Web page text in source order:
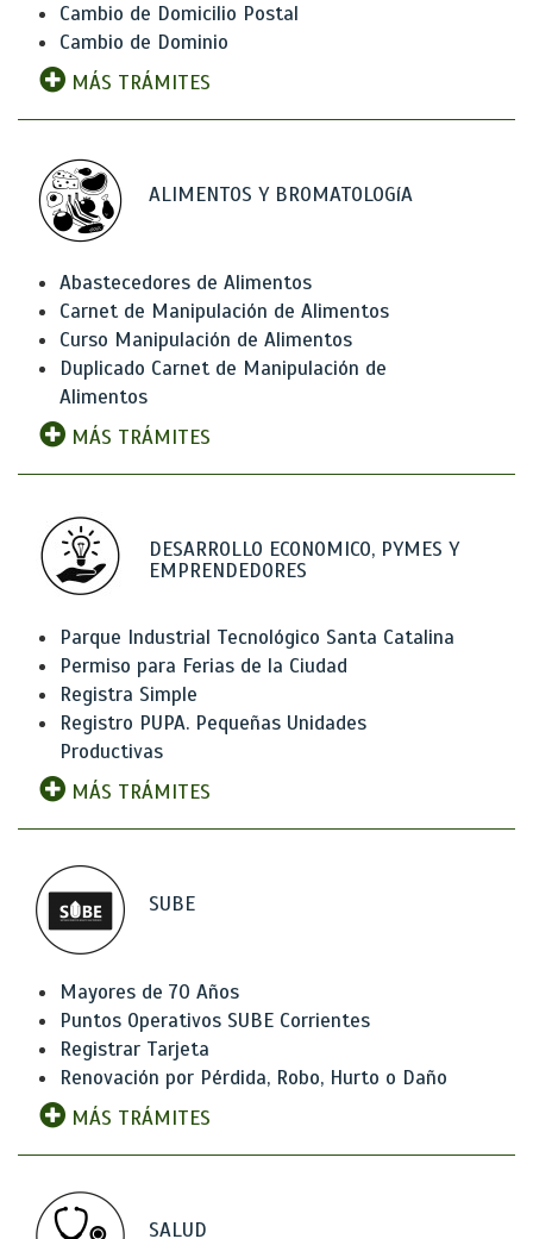
Cambio de Domicilio Postal
Cambio de Dominio
MÁS TRÁMITES
ALIMENTOS Y BROMATOLOGíA
Abastecedores de Alimentos
Carnet de Manipulación de Alimentos
Curso Manipulación de Alimentos
Duplicado Carnet de Manipulación de
Alimentos
MÁS TRÁMITES
DESARROLLO ECONOMICO, PYMES Y
EMPRENDEDORES
Parque Industrial Tecnológico Santa Catalina
Permiso para Ferias de la Ciudad
Registra Simple
Registro PUPA. Pequeñas Unidades
Productivas
MÁS TRÁMITES
SUBE
Mayores de 70 Años
Puntos Operativos SUBE Corrientes
Registrar Tarjeta
Renovación por Pérdida, Robo, Hurto o Daño
MÁS TRÁMITES
SALUD